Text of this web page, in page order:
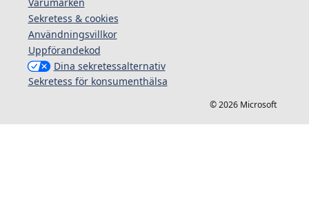
Sekretess & cookies
Användningsvillkor
Uppförandekod
Dina sekretessalternativ
Sekretess för konsumenthälsa
© 2026 Microsoft